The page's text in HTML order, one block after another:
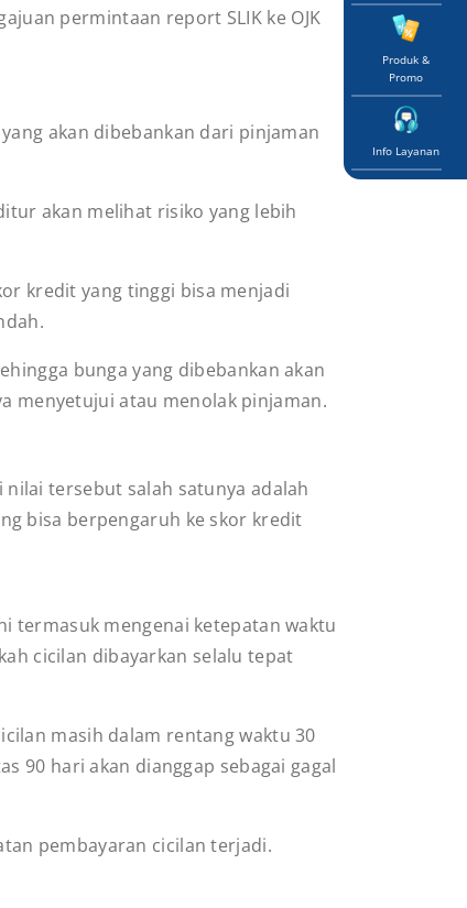
Produk &
Promo
Info Layanan
permintaan report SLIK ke OJK
akan dibebankan dari pinjaman
akan melihat risiko yang lebih
kredit yang tinggi bisa menjadi
bunga yang dibebankan akan
menyetujui atau menolak pinjaman.
tersebut salah satunya adalah
bisa berpengaruh ke skor kredit
termasuk mengenai ketepatan waktu
cicilan dibayarkan selalu tepat
masih dalam rentang waktu 30
90 hari akan dianggap sebagai gagal
pembayaran cicilan terjadi.